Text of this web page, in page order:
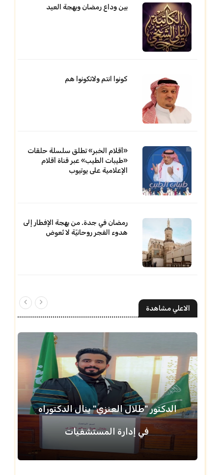
بين وداع رمضان وبهجة العيد
كونوا انتم ولاتكونوا هم
«أقلام الخبر» تطلق سلسلة حلقات
«طيبات الطيب» عبر قناة أقلام
الإعلامية على يوتيوب
رمضان في جدة. من بهجة الإفطار إلى
هدوء الفجر روحانيّة لا تُعوض
الاعلي مشاهدة
الدكتور "طلال العنزي" ينال الدكتوراه
في إدارة المستشفيات